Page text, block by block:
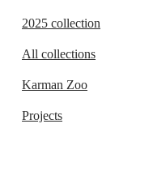
2025 collection
All collections
Karman Zoo
Projects